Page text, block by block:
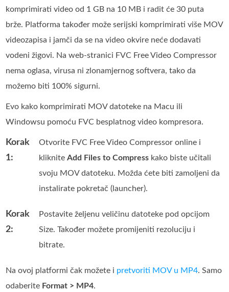
komprimirati video od 1 GB na 10 MB i radit će 30 puta
brže. Platforma također može serijski komprimirati više MOV
videozapisa i jamči da se na video okvire neće dodavati
vodeni žigovi. Na web-stranici FVC Free Video Compressor
nema oglasa, virusa ni zlonamjernog softvera, tako da
možemo biti 100% sigurni.
Evo kako komprimirati MOV datoteke na Macu ili
Windowsu pomoću FVC besplatnog video kompresora.
Korak
1:
Otvorite FVC Free Video Compressor online i
klikniteAdd Files to Compress kako biste učitali
svoju MOV datoteku. Možda ćete biti zamoljeni da
instalirate pokretač (launcher).
Korak
2:
Postavite željenu veličinu datoteke pod opcijom
Size. Također možete promijeniti rezoluciju i
bitrate.
Na ovoj platformi čak možete i pretvoriti MOV u MP4. Samo
odaberite Format > MP4.